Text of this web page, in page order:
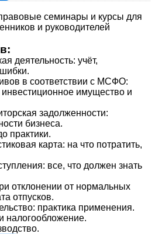
семинары и курсы для
и руководителей
деятельность: учёт,
в соответствии с МСФО:
имущество и
задолженности:
бизнеса.
практики.
карта: на что потратить,
все, что должен знать
отклонении от нормальных
отпусков.
практика применения.
налогообложение.